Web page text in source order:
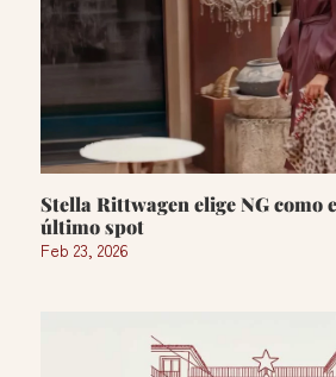
Stella Rittwagen elige NG como
último spot
Feb 23, 2026